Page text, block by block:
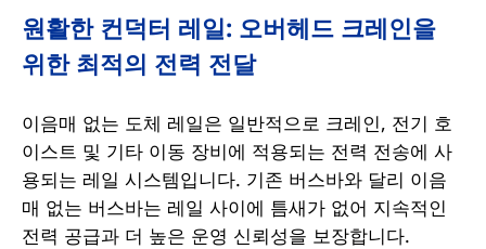
원활한 컨덕터 레일: 오버헤드 크레인을
위한 최적의 전력 전달
이음매 없는 도체 레일은 일반적으로 크레인, 전기 호
이스트 및 기타 이동 장비에 적용되는 전력 전송에 사
용되는 레일 시스템입니다. 기존 버스바와 달리 이음
매 없는 버스바는 레일 사이에 틈새가 없어 지속적인
전력 공급과 더 높은 운영 신뢰성을 보장합니다.